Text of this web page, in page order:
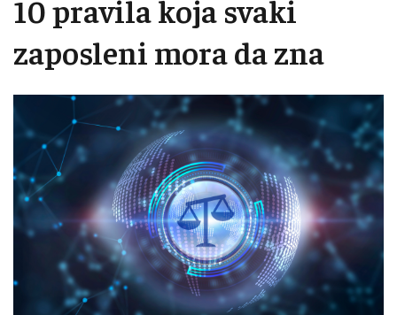
10 pravila koja svaki
zaposleni mora da zna